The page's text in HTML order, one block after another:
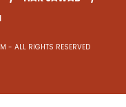
- ALL RIGHTS RESERVED